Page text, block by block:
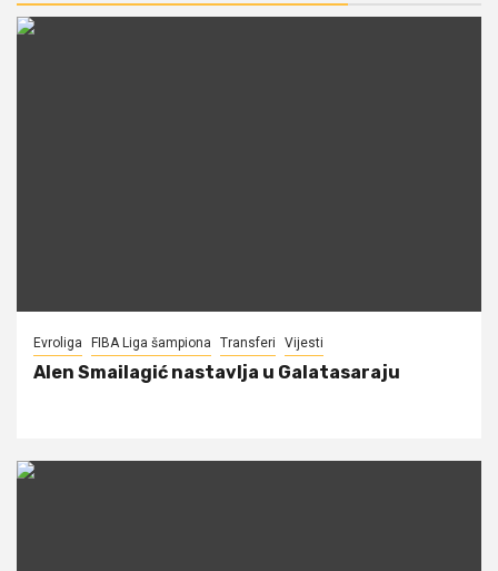
Evroliga FIBA Liga šampiona Transferi Vijesti
Alen Smailagić nastavlja u Galatasaraju